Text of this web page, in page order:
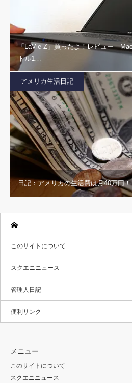
「LaVie Z」買ったよ！レビュー
トル1…
アメリカ生活日記
日記：アメリカの生活費は月40万円
このサイトについて
スクエニニュース
管理人日記
便利リンク
メニュー
このサイトについて
スクエニニュース